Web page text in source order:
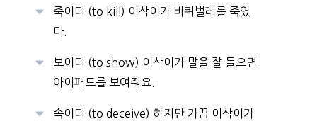
죽이다 (to kill) 이삭이가 바퀴벌레를 죽였
다.
보이다 (to show) 이삭이가 말을 잘 들으면
아이패드를 보여줘요.
속이다 (to deceive) 하지만 가끔 이삭이가